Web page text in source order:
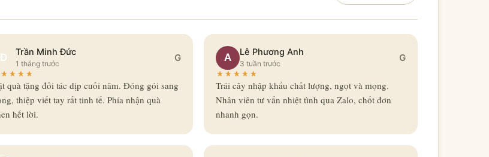
Đ Trần Minh Đức
1 tháng trước
G
quà tặng đối tác dịp cuối năm. Đóng gói sang
thiệp viết tay rất tinh tế. Phía nhận quà
hết lời.
A Lê Phương Anh
3 tuần trước
G
Trái cây nhập khẩu chất lượng, ngọt và mọng.
Nhân viên tư vấn nhiệt tình qua Zalo, chốt đơn
nhanh gọn.